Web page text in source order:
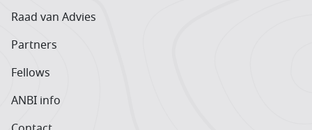
Raad van Advies
Partners
Fellows
ANBI info